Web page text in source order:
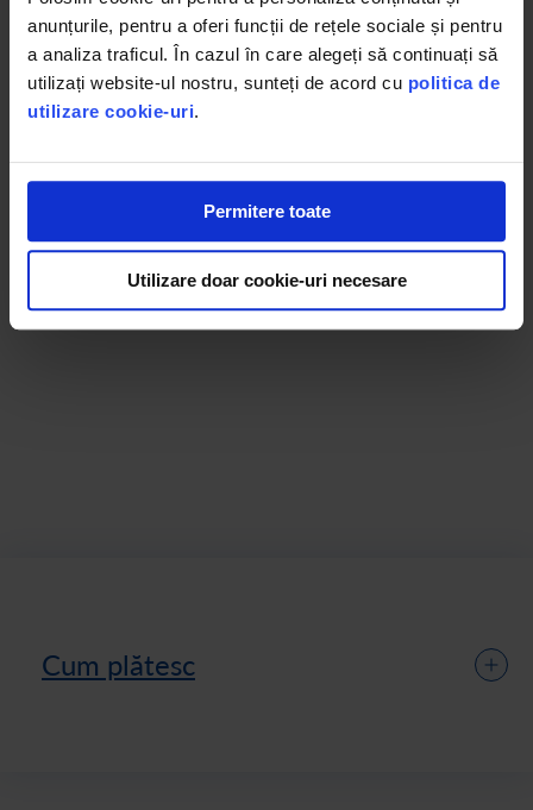
anunțurile, pentru a oferi funcții de rețele sociale și pentru
a analiza traficul. În cazul în care alegeți să continuați să
utilizați website-ul nostru, sunteți de acord cu politica de
utilizare cookie-uri.
Permitere toate
Utilizare doar cookie-uri necesare
Culoare: alb/negru; KAFUNE
Cum plătesc